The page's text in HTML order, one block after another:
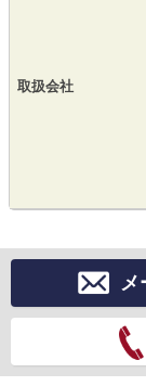
取扱会社
メ